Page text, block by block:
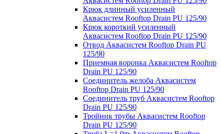
Крюк длинный усиленный
Аквасистем Rooftop Drain PU 125/90
Крюк короткий усиленный
Аквасистем Rooftop Drain PU 125/90
Отвод Аквасистем Rooftop Drain PU
125/90
Приемная воронка Аквасистем Rooftop
Drain PU 125/90
Соединитель желоба Аквасистем
Rooftop Drain PU 125/90
Соединитель труб Аквасистем Rooftop
Drain PU 125/90
Тройник трубы Аквасистем Rooftop
Drain PU 125/90